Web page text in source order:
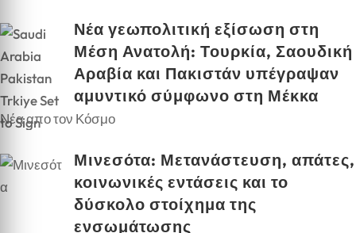
Νέα γεωπολιτική εξίσωση στη
Μέση Ανατολή: Τουρκία, Σαουδική
Αραβία και Πακιστάν υπέγραψαν
αμυντικό σύμφωνο στη Μέκκα
Νέα απο τον Κόσμο
Μινεσότα: Μετανάστευση, απάτες,
κοινωνικές εντάσεις και το
δύσκολο στοίχημα της
ενσωμάτωσης